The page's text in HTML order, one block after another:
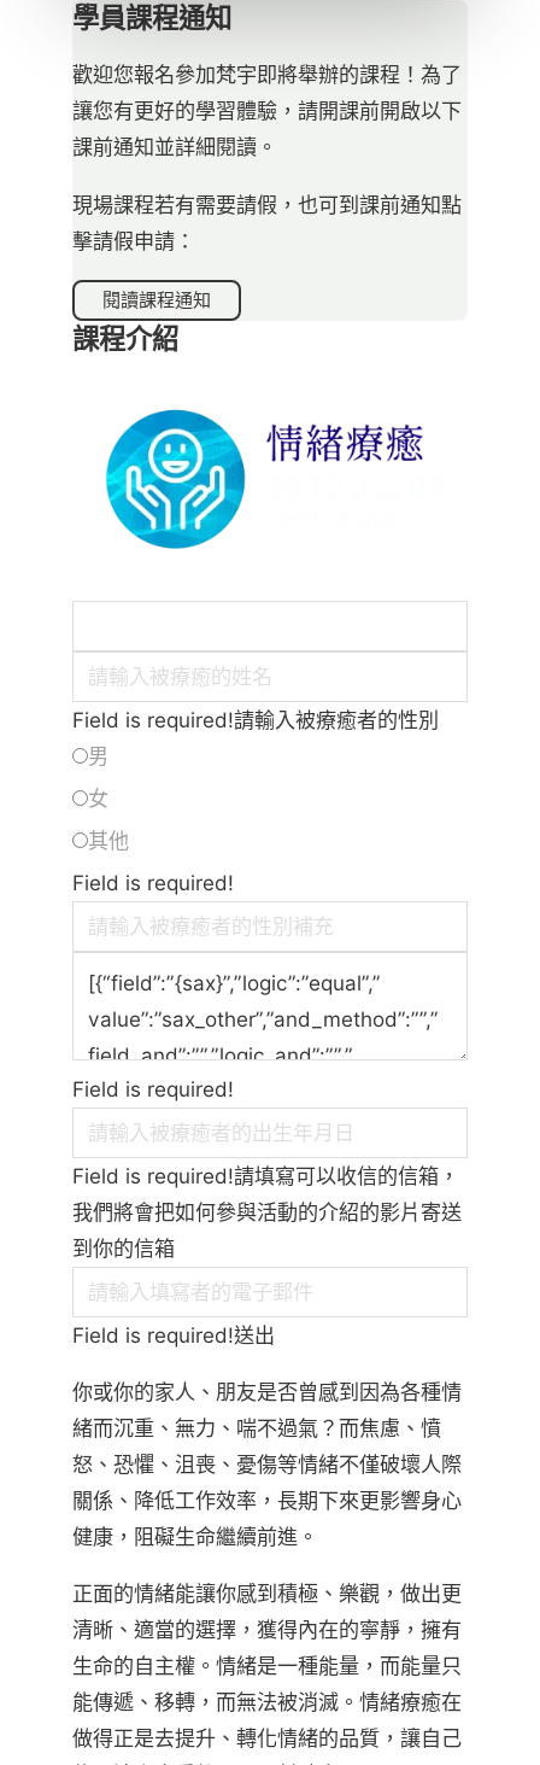
學員課程通知
歡迎您報名參加梵宇即將舉辦的課程！為了
讓您有更好的學習體驗，請開課前開啟以下
課前通知並詳細閱讀。
現場課程若有需要請假，也可到課前通知點
擊請假申請：
閱讀課程通知
課程介紹
Field is required!請輸入被療癒者的性別
男
女
其他
Field is required!
Field is required!
Field is required!請填寫可以收信的信箱，
我們將會把如何參與活動的介紹的影片寄送
到你的信箱
Field is required!送出
你或你的家人、朋友是否曾感到因為各種情
緒而沉重、無力、喘不過氣？而焦慮、憤
怒、恐懼、沮喪、憂傷等情緒不僅破壞人際
關係、降低工作效率，長期下來更影響身心
健康，阻礙生命繼續前進。
正面的情緒能讓你感到積極、樂觀，做出更
清晰、適當的選擇，獲得內在的寧靜，擁有
生命的自主權。情緒是一種能量，而能量只
能傳遞、移轉，而無法被消滅。情緒療癒在
做得正是去提升、轉化情緒的品質，讓自己